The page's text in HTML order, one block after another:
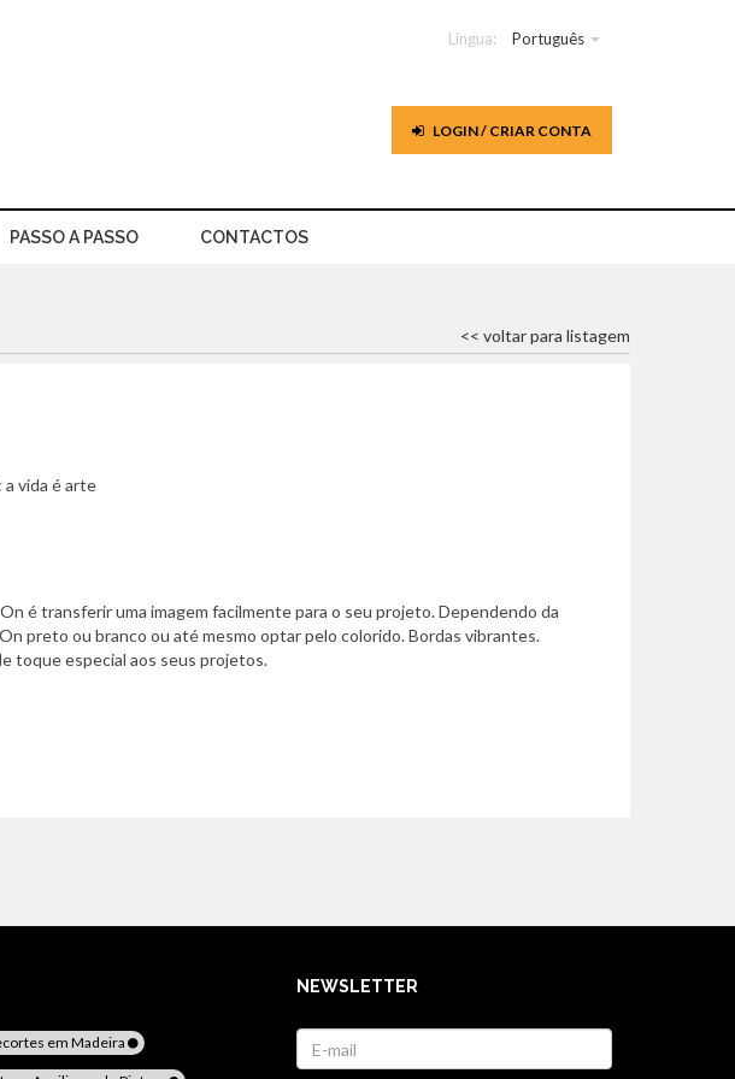
Língua: Português
LOGIN / CRIAR CONTA
PASSO A PASSO CONTACTOS
<< voltar para listagem
a vida é arte
é transferir uma imagem facilmente para o seu projeto. Dependendo da
preto ou branco ou até mesmo optar pelo colorido. Bordas vibrantes.
toque especial aos seus projetos.
em Madeira
NEWSLETTER